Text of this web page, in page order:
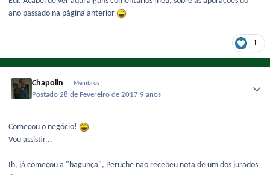
ano passado na página anterior
1
Chapolin Membros
Postado28 de Fevereiro de 2017 9 anos
Começou o negócio!
Vou assistir...
---------------------------------------------------------------------------
Ih, já começou a "bagunça", Peruche não recebeu nota de um dos jurados